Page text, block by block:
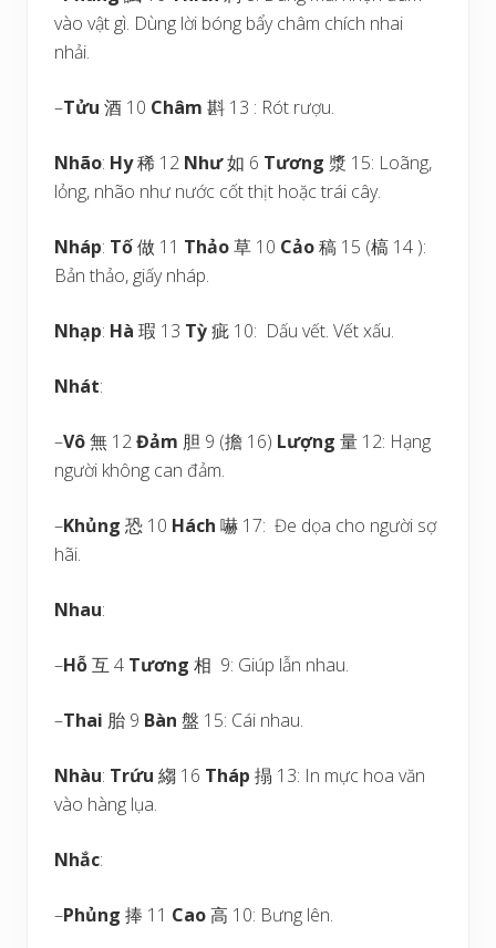
vào vật gì. Dùng lời bóng bẩy châm chích nhai
nhải.
–Tửu 酒 10 Châm 斟 13 : Rót rượu.
Nhão: Hy稀 12 Như如 6 Tương 漿 15: Loãng,
lỏng, nhão như nước cốt thịt hoặc trái cây.
Nháp: Tố做 11 Thảo草 10 Cảo稿 15 (槁 14 ):
Bản thảo, giấy nháp.
Nhạp: Hà 瑕 13 Tỳ疵 10: Dấu vết. Vết xấu.
Nhát:
–Vô無 12Đảm 胆 9 (擔 16) Lượng 量 12: Hạng
người không can đảm.
–Khủng 恐 10 Hách 嚇 17: Đe dọa cho người sợ
hãi.
Nhau:
–Hỗ互 4 Tương 相 9: Giúp lẫn nhau.
–Thai 胎 9 Bàn 盤 15: Cái nhau.
Nhàu: Trứu 縐 16 Tháp 搨 13: In mực hoa văn
vào hàng lụa.
Nhắc:
–Phủng 捧 11 Cao高 10: Bưng lên.